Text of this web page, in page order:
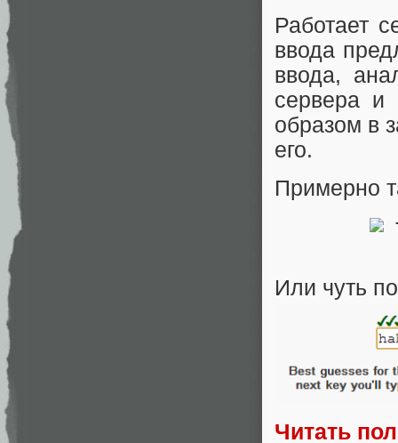
Работает
ввода
ввода,
сервера и
образом в
его.
Примерно
Или чуть
Читать